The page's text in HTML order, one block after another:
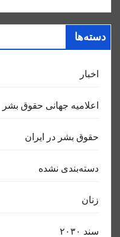
دسته‌ها
اخبار
اعلاميه جهانی حقوق بشر
حقوق بشر در ایران
دسته‌بندی نشده
زنان
سند ٢٠٣٠